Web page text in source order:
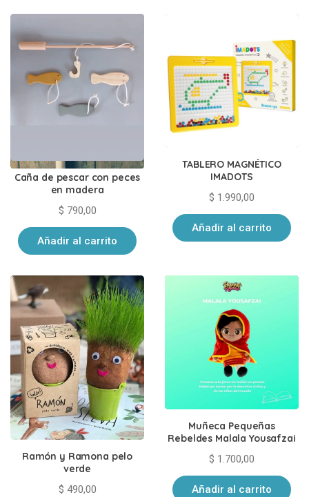
Caña de pescar con peces
en madera
$ 790,00
Añadir al carrito
TABLERO MAGNÉTICO
IMADOTS
$ 1.990,00
Añadir al carrito
Ramón y Ramona pelo
verde
$ 490,00
Muñeca Pequeñas
Rebeldes Malala Yousafzai
$ 1.700,00
Añadir al carrito